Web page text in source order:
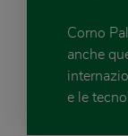
Corno
anche
e le